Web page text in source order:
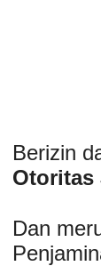
Berizin
Otoritas
Dan